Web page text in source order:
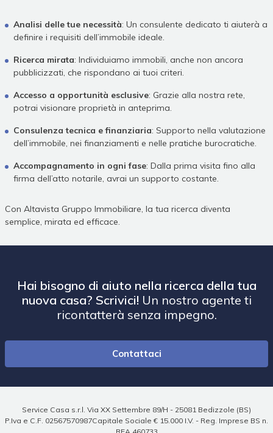
Analisi delle tue necessità: Un consulente dedicato ti aiuterà a
definire i requisiti dell’immobile ideale.
Ricerca mirata: Individuiamo immobili, anche non ancora
pubblicizzati, che rispondano ai tuoi criteri.
Accesso a opportunità esclusive: Grazie alla nostra rete,
potrai visionare proprietà in anteprima.
Consulenza tecnica e finanziaria: Supporto nella valutazione
dell’immobile, nei finanziamenti e nelle pratiche burocratiche.
Accompagnamento in ogni fase: Dalla prima visita fino alla
firma dell’atto notarile, avrai un supporto costante.
Con Altavista Gruppo Immobiliare, la tua ricerca diventa
semplice, mirata ed efficace.
Hai bisogno di aiuto nella ricerca della tua
nuova casa? Scrivici! Un nostro agente ti
ricontatterà senza impegno.
Contattaci
Service Casa s.r.l. Via XX Settembre 89/H - 25081 Bedizzole (BS)
P.Iva e C.F. 02567570987Capitale Sociale € 15.000 I.V. - Reg. Imprese BS n.